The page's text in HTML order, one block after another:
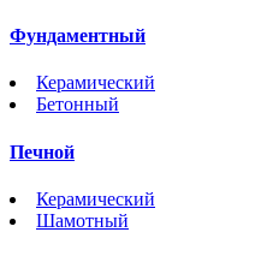
Фундаментный
Керамический
Бетонный
Печной
Керамический
Шамотный